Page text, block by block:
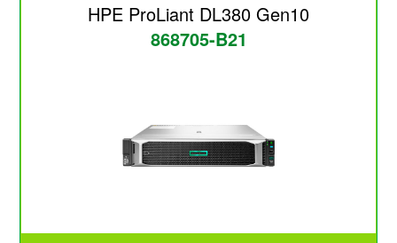
HPE ProLiant DL380 Gen10
868705-B21